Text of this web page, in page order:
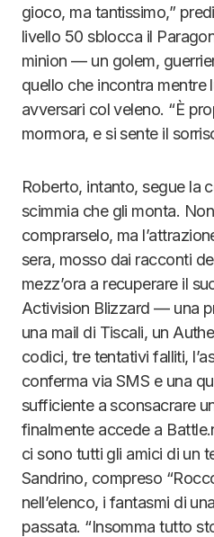
gioco, ma tantissimo,”
livello 50 sblocca il
minion — un golem,
quello che incontra mentre
avversari col veleno. “È
mormora, e si sente il
Roberto, intanto, segue la
scimmia che gli monta.
comprarselo, ma
sera, mosso dai racconti
mezz’ora a recuperare il
Activision Blizzard — una
una mail di Tiscali, un
codici, tre tentativi falliti,
conferma via SMS e una
sufficiente a sconsacrare
finalmente accede a
ci sono tutti gli amici di un
Sandrino, compreso
nell’elenco, i fantasmi di
passata. “Insomma tutto